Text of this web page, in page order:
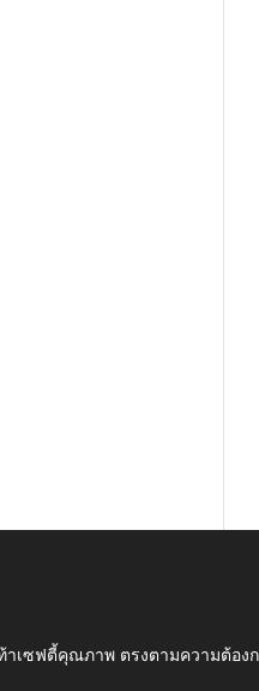
าเซฟตี้คุณภาพ ตรงตามความต้อ